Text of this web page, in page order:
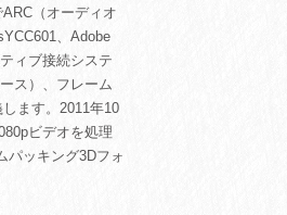
（オーディオ
、Adobe
ィブ接続システ
ス）、フレーム
ます。2011年10
ビデオを処理
パッキング3Dフォ